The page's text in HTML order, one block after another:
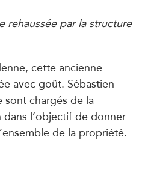
rehaussée par la structure
cette ancienne
avec goût. Sébastien
sont chargés de la
l’objectif de donner
de la propriété.